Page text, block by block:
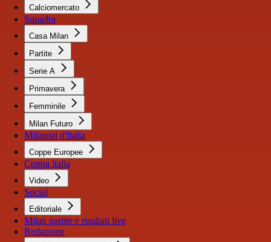
Calciomercato
Squadra
Casa Milan
Partite
Serie A
Primavera
Femminile
Milan Futuro
Milanisti d'Italia
Coppe Europee
Coppa italia
Video
Social
Editoriale
Milan partite e risultati live
Redazione